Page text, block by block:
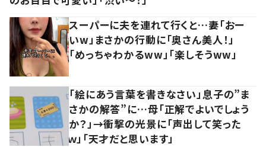
スーパーに夫を連れて行くと…妻「おー
いw」まさかの行動に「奥さん美人！」
「めっちゃわかるww」「楽しそうww」
「絵にあう言葉を書きなさい」息子の”ま
さかの解答”に…母「正解でよいでしょう
か？」→衝撃の光景に「声出して笑った
ｗ」「天才だと思います」